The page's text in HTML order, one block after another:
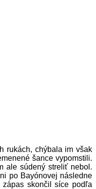
rukách, chýbala im však
šance vypomstili.
ale súdený streliť nebol.
po Bayónovej následne
skončil síce podľa